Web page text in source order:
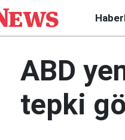
ABD
tepki